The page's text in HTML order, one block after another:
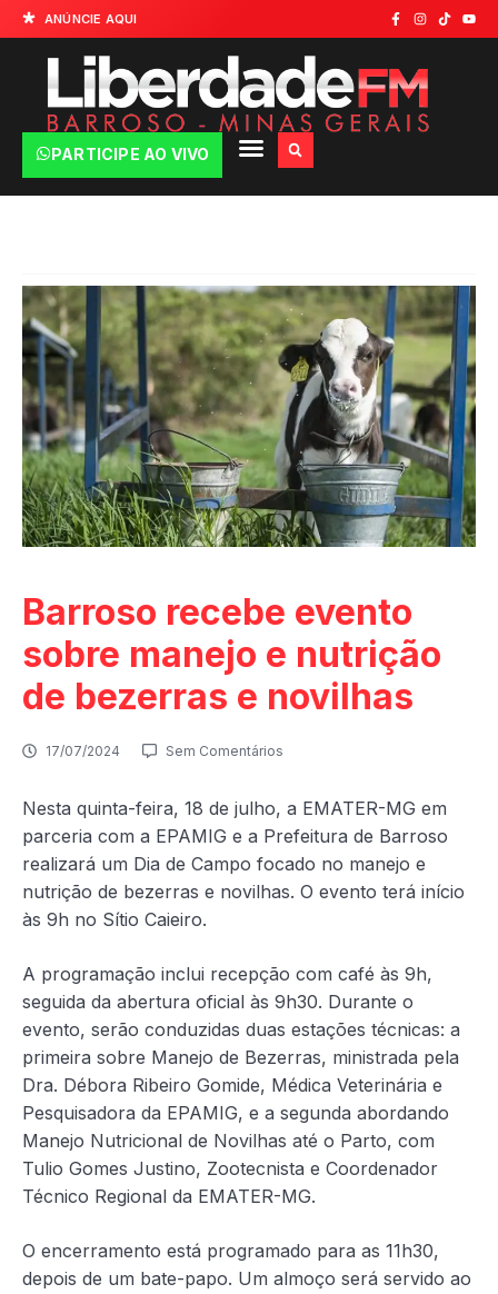
ANÚNCIE AQUI
PARTICIPE AO VIVO
Barroso recebe evento
sobre manejo e nutrição
de bezerras e novilhas
17/07/2024 Sem Comentários
Nesta quinta-feira, 18 de julho, a EMATER-MG em
parceria com a EPAMIG e a Prefeitura de Barroso
realizará um Dia de Campo focado no manejo e
nutrição de bezerras e novilhas. O evento terá início
às 9h no Sítio Caieiro.
A programação inclui recepção com café às 9h,
seguida da abertura oficial às 9h30. Durante o
evento, serão conduzidas duas estações técnicas: a
primeira sobre Manejo de Bezerras, ministrada pela
Dra. Débora Ribeiro Gomide, Médica Veterinária e
Pesquisadora da EPAMIG, e a segunda abordando
Manejo Nutricional de Novilhas até o Parto, com
Tulio Gomes Justino, Zootecnista e Coordenador
Técnico Regional da EMATER-MG.
O encerramento está programado para as 11h30,
depois de um bate-papo. Um almoço será servido ao